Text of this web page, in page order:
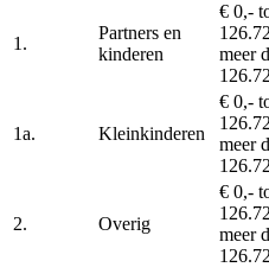
1.
Partners en
kinderen
€ 0,-
meer
1a. Kleinkinderen
€ 0,-
meer
2. Overig
€ 0,-
meer